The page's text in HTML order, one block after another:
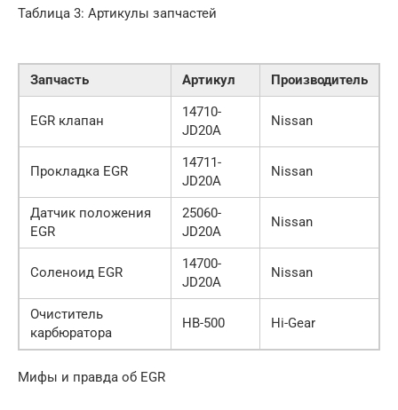
Таблица 3: Артикулы запчастей
Запчасть Артикул Производитель
EGR клапан
14710-
JD20A
Nissan
Прокладка EGR
14711-
JD20A
Nissan
Датчик положения
EGR
25060-
JD20A
Nissan
Соленоид EGR
14700-
JD20A
Nissan
Очиститель
карбюратора
HB-500 Hi-Gear
Мифы и правда об EGR